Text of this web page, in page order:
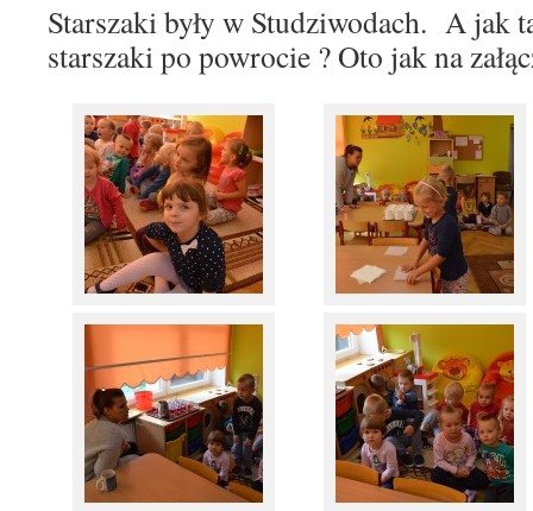
Starszaki były w Studziwodach. A jak
starszaki po powrocie ?Oto jak na